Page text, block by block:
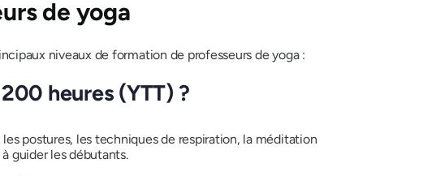
de yoga
niveaux de formation de professeurs de yoga :
heures (YTT) ?
postures, les techniques de respiration, la méditation
guider les débutants.